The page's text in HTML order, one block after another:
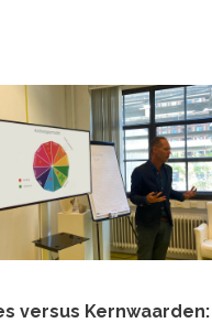
versus